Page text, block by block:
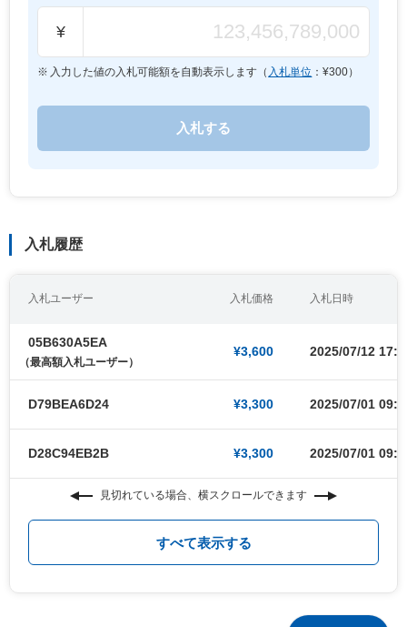
¥
入力した値の入札可能額を自動表示します（ 入札単位 ：¥300）
入札履歴
入札ユーザー 入札価格 入札日時
05B630A5EA
（最高額入札ユーザー）
¥3,600 2025/07/12
D79BEA6D24 ¥3,300 2025/07/01
D28C94EB2B ¥3,300 2025/07/01
見切れている場合、横スクロールできます
すべて表示する